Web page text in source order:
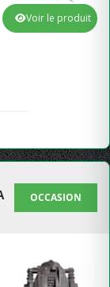
Voir le produit
OCCASION